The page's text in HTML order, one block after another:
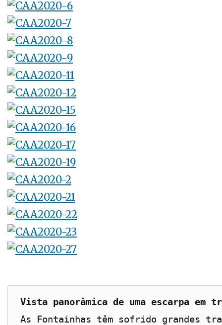
Vista panorâmica de uma escarpa em
As Fontainhas têm sofrido grandes